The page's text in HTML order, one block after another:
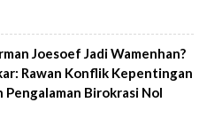
Joesoef Jadi Wamenhan?
Rawan Konflik Kepentingan
Pengalaman Birokrasi Nol